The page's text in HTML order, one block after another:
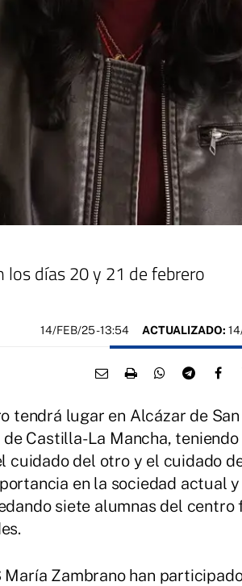
los días 20 y 21 de febrero
14/FEB/25- 13:54 ACTUALIZADO:
tendrá lugar en Alcázar de San
Castilla-La Mancha, teniendo
cuidado del otro y el cuidado
en la sociedad actual y
siete alumnas del centro
Zambrano han